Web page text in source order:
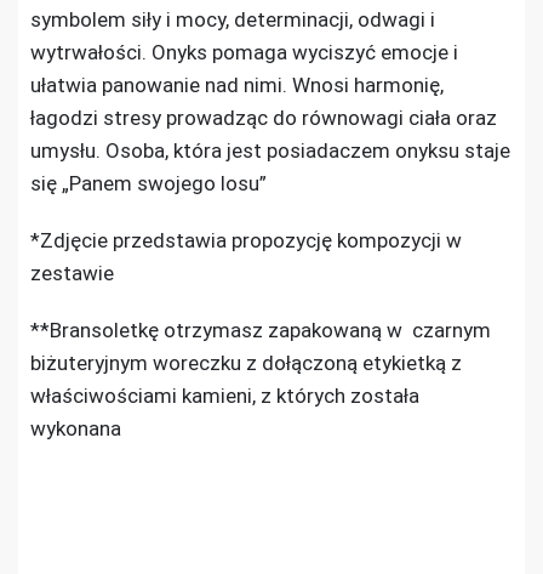
symbolem siły i mocy, determinacji, odwagi i
wytrwałości. Onyks pomaga wyciszyć emocje i
ułatwia panowanie nad nimi. Wnosi harmonię,
łagodzi stresy prowadząc do równowagi ciała oraz
umysłu. Osoba, która jest posiadaczem onyksu staje
się „Panem swojego losu”
*Zdjęcie przedstawia propozycję kompozycji w
zestawie
**Bransoletkę otrzymasz zapakowaną w czarnym
biżuteryjnym woreczku z dołączoną etykietką z
właściwościami kamieni, z których została
wykonana